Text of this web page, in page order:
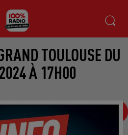
TOULOUSE DU
À 17H00